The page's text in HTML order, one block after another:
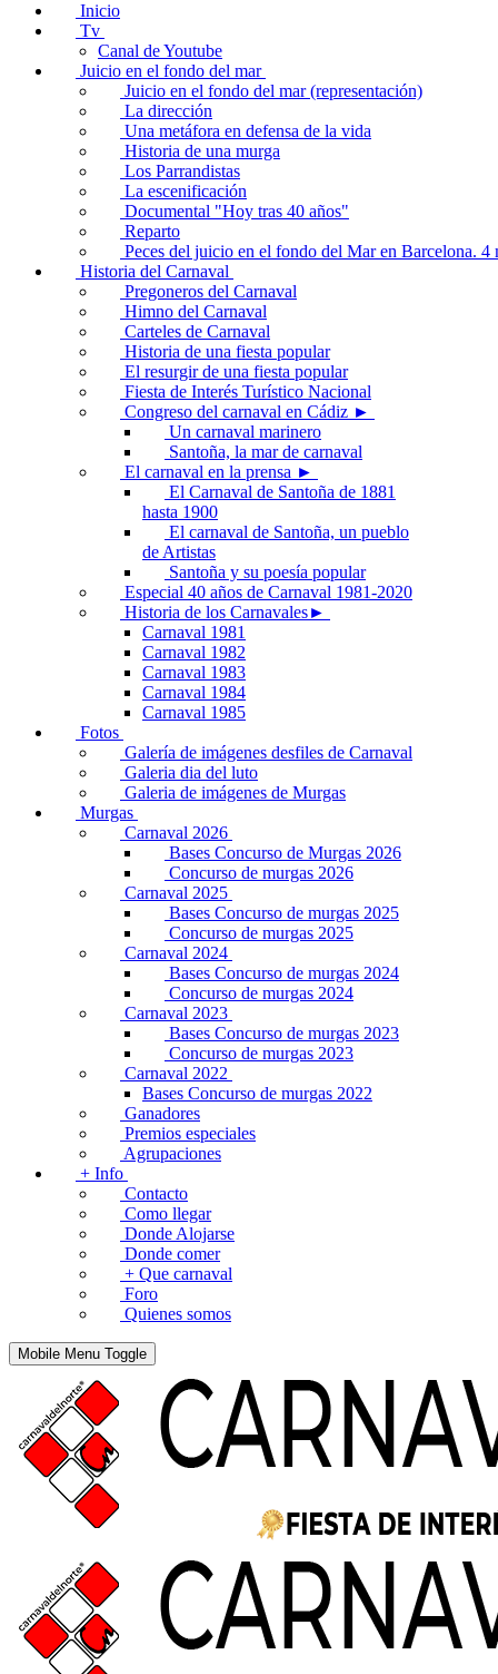
Inicio
Tv
Canal de Youtube
Juicio en el fondo del mar
Juicio en el fondo del mar (representación)
La dirección
Una metáfora en defensa de la vida
Historia de una murga
Los Parrandistas
La escenificación
Documental "Hoy tras 40 años"
Reparto
Peces del juicio en el fondo del Mar en Barcelona. 4
Historia del Carnaval
Pregoneros del Carnaval
Himno del Carnaval
Carteles de Carnaval
Historia de una fiesta popular
El resurgir de una fiesta popular
Fiesta de Interés Turístico Nacional
Congreso del carnaval en Cádiz ►
Un carnaval marinero
Santoña, la mar de carnaval
El carnaval en la prensa ►
El Carnaval de Santoña de 1881
hasta 1900
El carnaval de Santoña, un pueblo
de Artistas
Santoña y su poesía popular
Especial 40 años de Carnaval 1981-2020
Historia de los Carnavales►
Carnaval 1981
Carnaval 1982
Carnaval 1983
Carnaval 1984
Carnaval 1985
Fotos
Galería de imágenes desfiles de Carnaval
Galeria dia del luto
Galeria de imágenes de Murgas
Murgas
Carnaval 2026
Bases Concurso de Murgas 2026
Concurso de murgas 2026
Carnaval 2025
Bases Concurso de murgas 2025
Concurso de murgas 2025
Carnaval 2024
Bases Concurso de murgas 2024
Concurso de murgas 2024
Carnaval 2023
Bases Concurso de murgas 2023
Concurso de murgas 2023
Carnaval 2022
Bases Concurso de murgas 2022
Ganadores
Premios especiales
Agrupaciones
+ Info
Contacto
Como llegar
Donde Alojarse
Donde comer
+ Que carnaval
Foro
Quienes somos
Mobile Menu Toggle